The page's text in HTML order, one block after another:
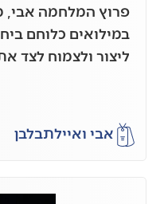
פרוץ המלחמה
במילואים כלוחם
ליצור ולצמוח לצד
אבי ואיילתבלבן